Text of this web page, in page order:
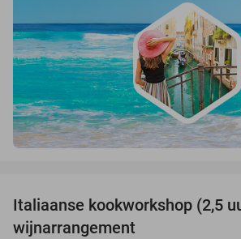
Italiaanse kookworkshop (2,5
wijnarrangement